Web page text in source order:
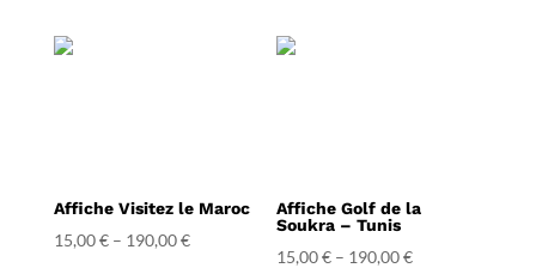
Affiche Visitez le Maroc
15,00€– 190,00€
Affiche Golf de la
Soukra – Tunis
15,00€ – 190,00€